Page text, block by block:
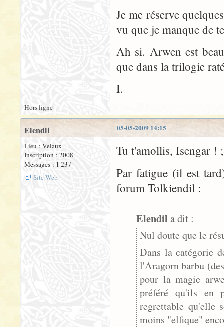
Je me réserve
vu que je manque de
Ah si. Arwen est
que dans la trilogie
I.
Hors ligne
05-05-2009 14:15
Elendil
Lieu : Velaux
Inscription : 2008
Messages : 1 237
Site Web
Tu t'amollis, Isengar !
Par fatigue (il est
forum Tolkiendil :
Elendil a dit :
Nul doute que le
Dans la catégorie
l'Aragorn barbu
pour la magie
préféré qu'ils en
regrettable qu'elle
moins "elfique"